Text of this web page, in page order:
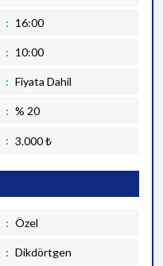
16:00
10:00
Fiyata Dahil
% 20
3.000 ₺
Özel
Dikdörtgen